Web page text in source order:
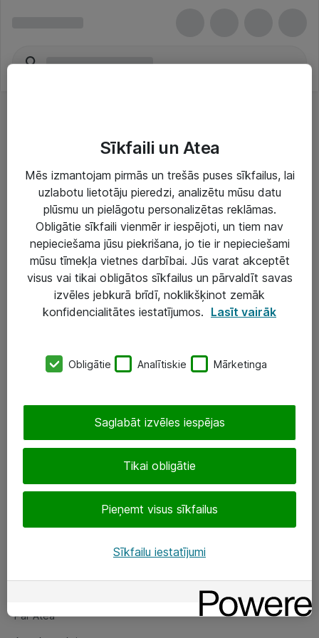
Risinājumi & Pakalpojumi
IT serviss un atbalsts
IT infrastruktūra
Darba vietu IT risinājumi
Serveri un datu centri
SIA „ATEA”
eShop@atea.lv
Sekojiet mums
Par Atea
Par Atea
Sīkfaili un Atea
Mēs izmantojam pirmās un trešās puses sīkfailus, lai
uzlabotu lietotāju pieredzi, analizētu mūsu datu
plūsmu un pielāgotu personalizētas reklāmas.
Obligātie sīkfaili vienmēr ir iespējoti, un tiem nav
nepieciešama jūsu piekrišana, jo tie ir nepieciešami
mūsu tīmekļa vietnes darbībai. Jūs varat akceptēt
visus vai tikai obligātos sīkfailus un pārvaldīt savas
izvēles jebkurā brīdī, noklikšķinot zemāk
konfidencialitātes iestatījumos. Lasīt vairāk
Obligātie Analītiskie Mārketinga
Tikai obligātie
Pieņemt visus sīkfailus
Saglabāt izvēles iespējas
Sīkfailu iestatījumi